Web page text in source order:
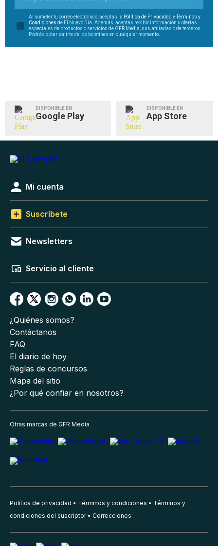
Al someter tu correo electrónico, aceptas la Política de Privacidad yTérminos y
Condiciones de El Nuevo Día. Además, aceptas recibir información u ofertas
especiales de productos o servicios de GFR Media, sus afiliadas o de terceros.
Podrás optar salirte de los boletines en cualquier momento.
DISPONIBLE EN
Google Play
DISPONIBLE EN
App Store
Mi cuenta
Suscríbete
Newsletters
Servicio al cliente
¿Quiénes somos?
Contáctanos
FAQ
El diario de hoy
Reglas de concursos
Mapa del sitio
¿Por qué confiar en nosotros?
Otras marcas de GFR Media
Política de privacidad Términos y condiciones
Términos y
condiciones del suscriptor
Correcciones